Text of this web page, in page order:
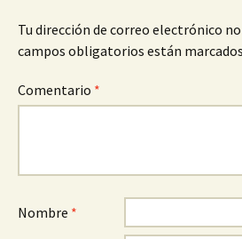
Tu dirección de correo electrónico
campos obligatorios están
Comentario *
Nombre *